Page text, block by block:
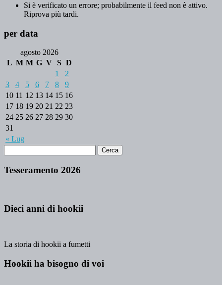
Si è verificato un errore; probabilmente il feed non è attivo.
Riprova più tardi.
per data
agosto 2026
L M M G V S D
« Lug
1
2
3
4 5 6 7 8
9
10 11 12 13 14 15 16
17 18 19 20 21 22 23
24 25 26 27 28 29 30
31
Tesseramento 2026
Dieci anni di hookii
La storia di hookii a fumetti
Hookii ha bisogno di voi